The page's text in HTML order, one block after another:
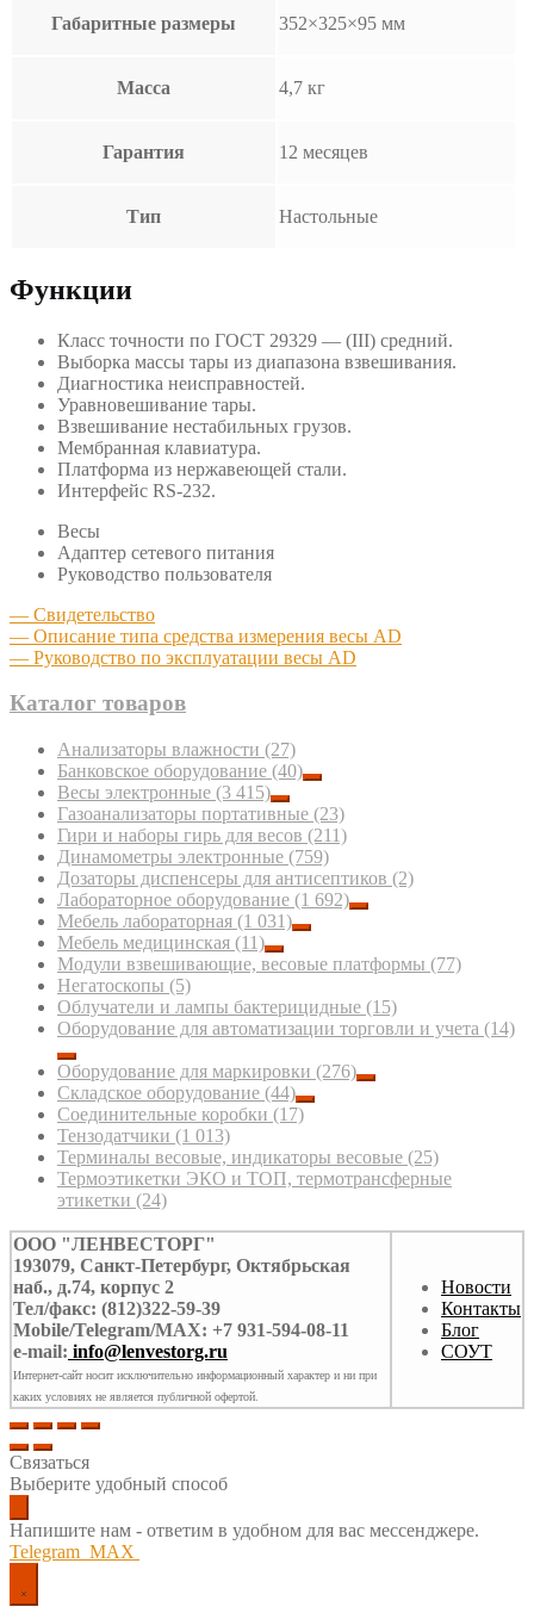
Габаритные размеры 352×325×95 мм
Масса 4,7 кг
Гарантия 12 месяцев
Тип Настольные
Функции
Класс точности по ГОСТ 29329 — (III) средний.
Выборка массы тары из диапазона взвешивания.
Диагностика неисправностей.
Уравновешивание тары.
Взвешивание нестабильных грузов.
Мембранная клавиатура.
Платформа из нержавеющей стали.
Интерфейс RS-232.
Весы
Адаптер сетевого питания
Руководство пользователя
— Свидетельство
— Описание типа средства измерения весы AD
— Руководство по эксплуатации весы AD
Каталог товаров
Анализаторы влажности (27)
Банковское оборудование (40)
Весы электронные (3 415)
Газоанализаторы портативные (23)
Гири и наборы гирь для весов (211)
Динамометры электронные (759)
Дозаторы диспенсеры для антисептиков (2)
Лабораторное оборудование (1 692)
Мебель лабораторная (1 031)
Мебель медицинская (11)
Модули взвешивающие, весовые платформы (77)
Негатоскопы (5)
Облучатели и лампы бактерицидные (15)
Оборудование для автоматизации торговли и учета (14)
Оборудование для маркировки (276)
Складское оборудование (44)
Соединительные коробки (17)
Тензодатчики (1 013)
Терминалы весовые, индикаторы весовые (25)
Термоэтикетки ЭКО и ТОП, термотрансферные
этикетки (24)
ООО "ЛЕНВЕСТОРГ"
193079, Санкт-Петербург, Октябрьская
наб., д.74, корпус 2
Тел/факс: (812)322-59-39
Mobile/Telegram/MAX: +7 931-594-08-11
e-mail: info@lenvestorg.ru
Интернет-сайт носит исключительно информационный характер и ни при
каких условиях не является публичной офертой.
Новости
Контакты
Блог
СОУТ
Связаться
Выберите удобный способ
Напишите нам - ответим в удобном для вас мессенджере.
Telegram MAX